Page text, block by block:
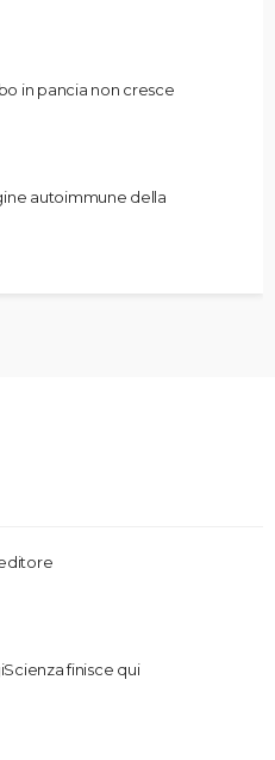
in pancia non cresce
autoimmune della
finisce qui